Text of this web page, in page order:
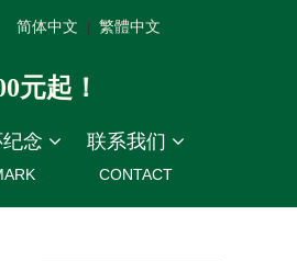
念 联系我们
CONTACT
简体中文 繁體中文
起！